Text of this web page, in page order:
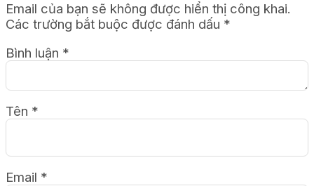
Email của bạn sẽ không được hiển thị công khai.
Các trường bắt buộc được đánh dấu *
Bình luận *
Tên *
Email *